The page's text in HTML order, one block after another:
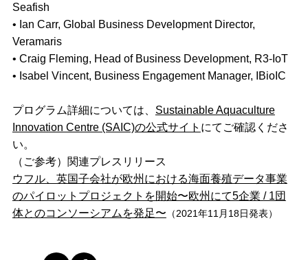
Seafish
• Ian Carr, Global Business Development Director,
Veramaris
• Craig Fleming, Head of Business Development, R3-IoT
• Isabel Vincent, Business Engagement Manager, IBioIC
プログラム詳細については、 Sustainable Aquaculture
Innovation Centre (SAIC)の公式サイト にてご確認くださ
い。
（ご参考）関連プレスリリース
ウフル、英国子会社が欧州における海面養殖データ事業
のパイロットプロジェクトを開始〜欧州にて5企業 / 1団
体とのコンソーシアムを発足〜 （2021年11月18日発表）